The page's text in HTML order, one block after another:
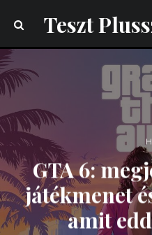
Teszt
GTA 6:
játékmenet
amit